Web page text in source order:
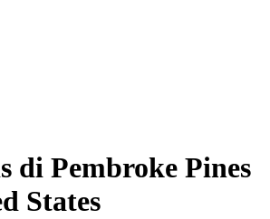
di Pembroke Pines
States